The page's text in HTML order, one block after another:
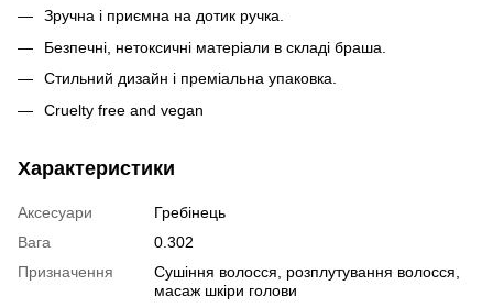
Зручна і приємна на дотик ручка.
Безпечні, нетоксичні матеріали в складі браша.
Стильний дизайн і преміальна упаковка.
Cruelty free and vegan
Характеристики
Аксесуари
Гребінець
Вага
0.302
Призначення
Сушіння волосся, розплутування волосся,
масаж шкіри голови